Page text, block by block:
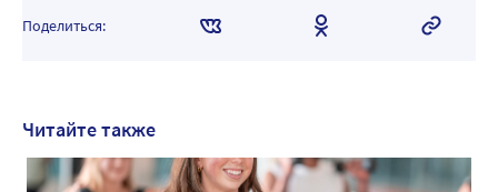
Поделиться:
Читайте также